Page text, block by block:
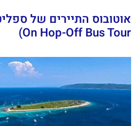
On Hop-Off Bus Tour)